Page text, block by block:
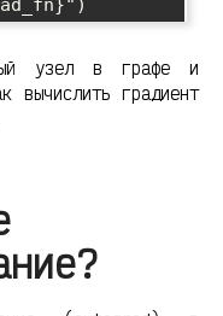
узел в графе и
вычислить градиент